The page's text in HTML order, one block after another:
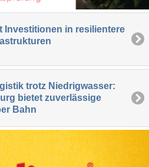
Investitionen in resilientere
trotz Niedrigwasser:
bietet zuverlässige
Bahn